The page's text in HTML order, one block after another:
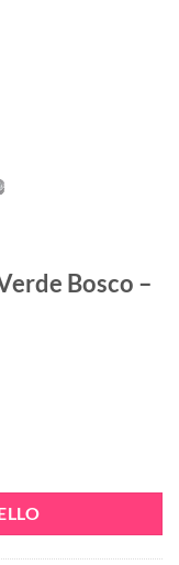
Bosco –